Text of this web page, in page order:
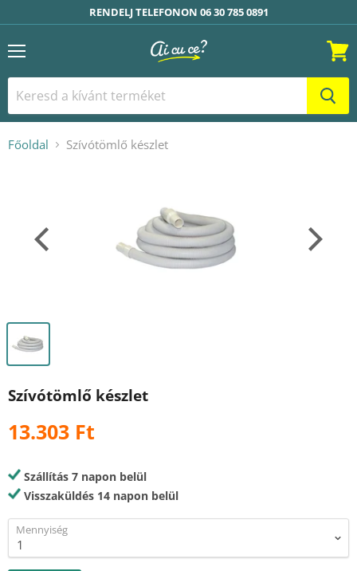
RENDELJ TELEFONON 06 30 785 0891
Menü Kosár
Főoldal Szívótömlő készlet
Szívótömlő készlet
13.303 Ft
Szállítás 7 napon belül
Visszaküldés 14 napon belül
Mennyiség